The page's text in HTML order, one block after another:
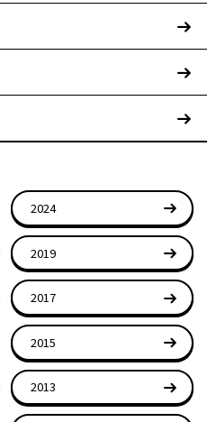
2024
2019
2017
2015
2013